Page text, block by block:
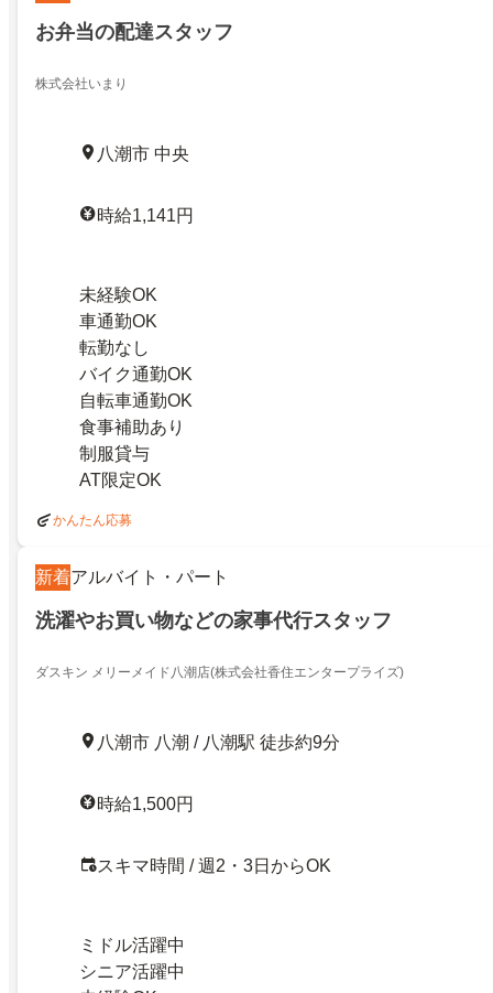
お弁当の配達スタッフ
株式会社いまり
八潮市 中央
時給1,141円
未経験OK
車通勤OK
転勤なし
バイク通勤OK
自転車通勤OK
食事補助あり
制服貸与
AT限定OK
かんたん応募
新着アルバイト・パート
洗濯やお買い物などの家事代行スタッフ
ダスキン メリーメイド八潮店(株式会社香住エンタープライズ)
八潮市 八潮 / 八潮駅 徒歩約9分
時給1,500円
スキマ時間 / 週2・3日からOK
ミドル活躍中
シニア活躍中